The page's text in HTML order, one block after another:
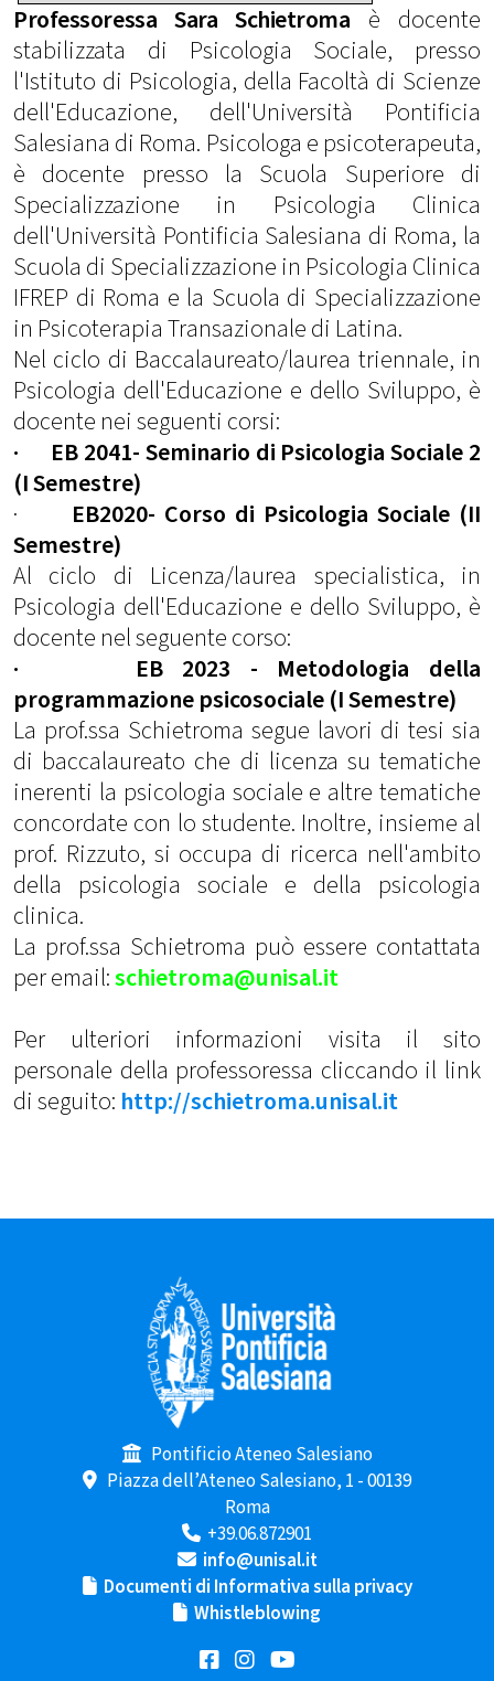
Professoressa Sara Schietroma è docente
stabilizzata di Psicologia Sociale, presso
l'Istituto di Psicologia, della Facoltà di Scienze
dell'Educazione, dell'Università Pontificia
Salesiana di Roma. Psicologa e psicoterapeuta,
è docente presso la Scuola Superiore di
Specializzazione in Psicologia Clinica
dell'Università Pontificia Salesiana di Roma, la
Scuola di Specializzazione in Psicologia Clinica
IFREP di Roma e la Scuola di Specializzazione
in Psicoterapia Transazionale di Latina.
Nel ciclo di Baccalaureato/laurea triennale, in
Psicologia dell'Educazione e dello Sviluppo, è
docente nei seguenti corsi:
· EB 2041- Seminario di Psicologia Sociale 2
(I Semestre)
·
EB2020- Corso di Psicologia Sociale (II
Semestre)
Al ciclo di Licenza/laurea specialistica, in
Psicologia dell'Educazione e dello Sviluppo, è
docente nel seguente corso:
· EB 2023 - Metodologia della
programmazione psicosociale (I Semestre)
La prof.ssa Schietroma segue lavori di tesi sia
di baccalaureato che di licenza su tematiche
inerenti la psicologia sociale e altre tematiche
concordate con lo studente. Inoltre, insieme al
prof. Rizzuto, si occupa di ricerca nell'ambito
della psicologia sociale e della psicologia
clinica.
La prof.ssa Schietroma può essere contattata
per email:schietroma@unisal.it
Per ulteriori informazioni visita il sito
personale della professoressa cliccando il link
di seguito: http://schietroma.unisal.it
Pontificio Ateneo Salesiano
Piazza dell’Ateneo Salesiano, 1 - 00139
Roma
+39.06.872901
info@unisal.it
Documenti di Informativa sulla privacy
Whistleblowing